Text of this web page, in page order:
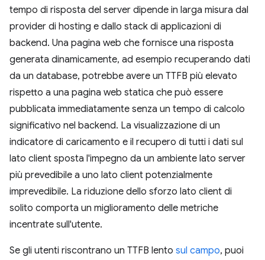
tempo di risposta del server dipende in larga misura dal
provider di hosting e dallo stack di applicazioni di
backend. Una pagina web che fornisce una risposta
generata dinamicamente, ad esempio recuperando dati
da un database, potrebbe avere un TTFB più elevato
rispetto a una pagina web statica che può essere
pubblicata immediatamente senza un tempo di calcolo
significativo nel backend. La visualizzazione di un
indicatore di caricamento e il recupero di tutti i dati sul
lato client sposta l'impegno da un ambiente lato server
più prevedibile a uno lato client potenzialmente
imprevedibile. La riduzione dello sforzo lato client di
solito comporta un miglioramento delle metriche
incentrate sull'utente.
Se gli utenti riscontrano un TTFB lento sul campo, puoi